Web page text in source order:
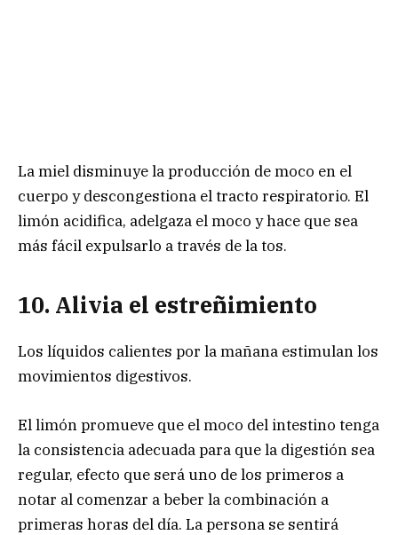
La miel disminuye la producción de moco en el
cuerpo y descongestiona el tracto respiratorio. El
limón acidifica, adelgaza el moco y hace que sea
más fácil expulsarlo a través de la tos.
10. Alivia el estreñimiento
Los líquidos calientes por la mañana estimulan los
movimientos digestivos.
El limón promueve que el moco del intestino tenga
la consistencia adecuada para que la digestión sea
regular, efecto que será uno de los primeros a
notar al comenzar a beber la combinación a
primeras horas del día. La persona se sentirá